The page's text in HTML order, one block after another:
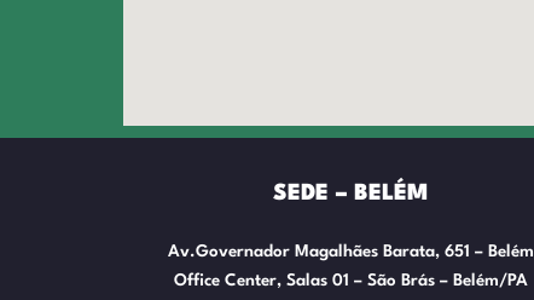
SEDE – BELÉM
Av.Governador Magalhães Barata, 651 – Belém
Office Center, Salas 01 – São Brás – Belém/PA